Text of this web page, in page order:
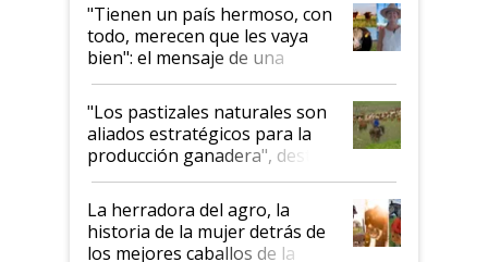
"Tienen un país hermoso, con
todo, merecen que les vaya
bien": el mensaje de una
ganadera uruguaya sobre las
oportunidades que se abren
para el agro en Argentina, con
foco en la carne
"Los pastizales naturales son
aliados estratégicos para la
producción ganadera", destaca
la iniciativa que ya reúne a 46
establecimientos en Argentina
La herradora del agro, la
historia de la mujer detrás de
los mejores caballos de la